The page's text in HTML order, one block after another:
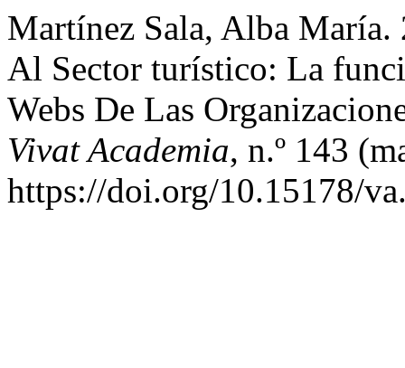
Martínez Sala, Alba
Al Sector turístico: La
Webs De Las
Vivat Academia, n.º 143
https://doi.org/10.15178/